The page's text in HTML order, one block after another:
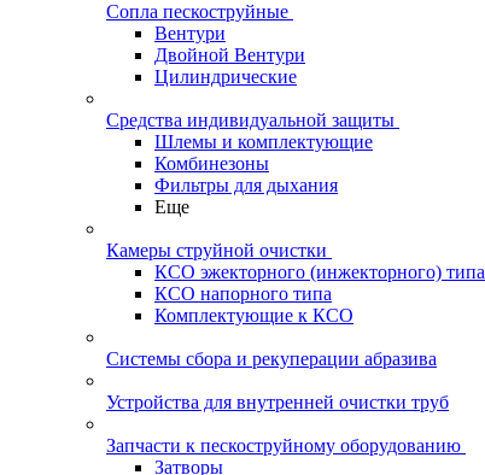
Сопла пескоструйные
Вентури
Двойной Вентури
Цилиндрические
Средства индивидуальной защиты
Шлемы и комплектующие
Комбинезоны
Фильтры для дыхания
Еще
Камеры струйной очистки
КСО эжекторного (инжекторного) типа
КСО напорного типа
Комплектующие к КСО
Системы сбора и рекуперации абразива
Устройства для внутренней очистки труб
Запчасти к пескоструйному оборудованию
Затворы